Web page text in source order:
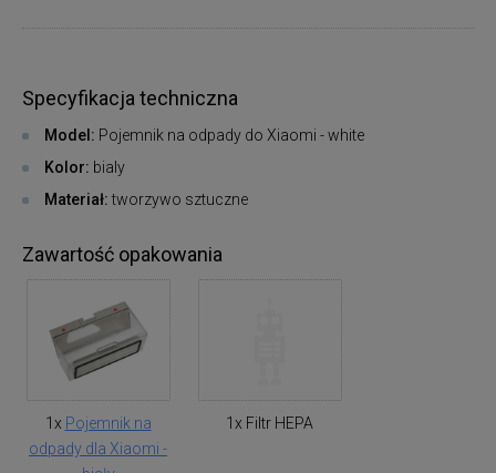
Specyfikacja techniczna
Model: Pojemnik na odpady do Xiaomi - white
Kolor: bialy
Materiał:tworzywo sztuczne
Zawartość opakowania
1x Pojemnik na
odpady dla Xiaomi -
1x Filtr HEPA